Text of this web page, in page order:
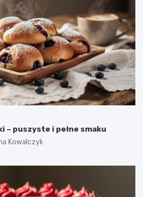
– puszyste i pełne smaku
Kowalczyk